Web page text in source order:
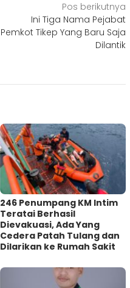
Pos berikutnya
Ini Tiga Nama Pejabat
Pemkot Tikep Yang Baru Saja
Dilantik
246 Penumpang KM Intim
Teratai Berhasil
Dievakuasi, Ada Yang
Cedera Patah Tulang dan
Dilarikan ke Rumah Sakit